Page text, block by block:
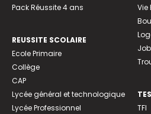
Pack Réussite 4 ans
REUSSITE SCOLAIRE
Ecole Primaire
Collège
CAP
Lycée général et technologique
Lycée Professionnel
Vie
TFI